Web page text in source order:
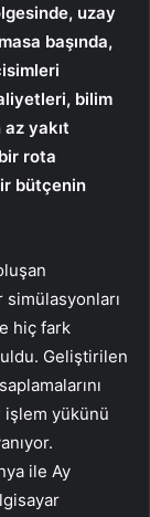
uzay
başında,
bilim
yakıt
rota
bütçenin
simülasyonları
hiç fark
Geliştirilen
işlem yükünü
ile Ay